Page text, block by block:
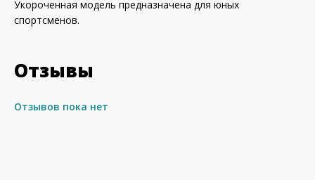
Укороченная модель предназначена для юных
спортсменов.
Отзывы
Отзывов пока нет